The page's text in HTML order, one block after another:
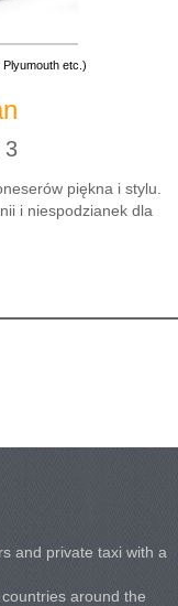
etc.)
3
piękna i stylu.
i niespodzianek dla
and private taxi with a
around the